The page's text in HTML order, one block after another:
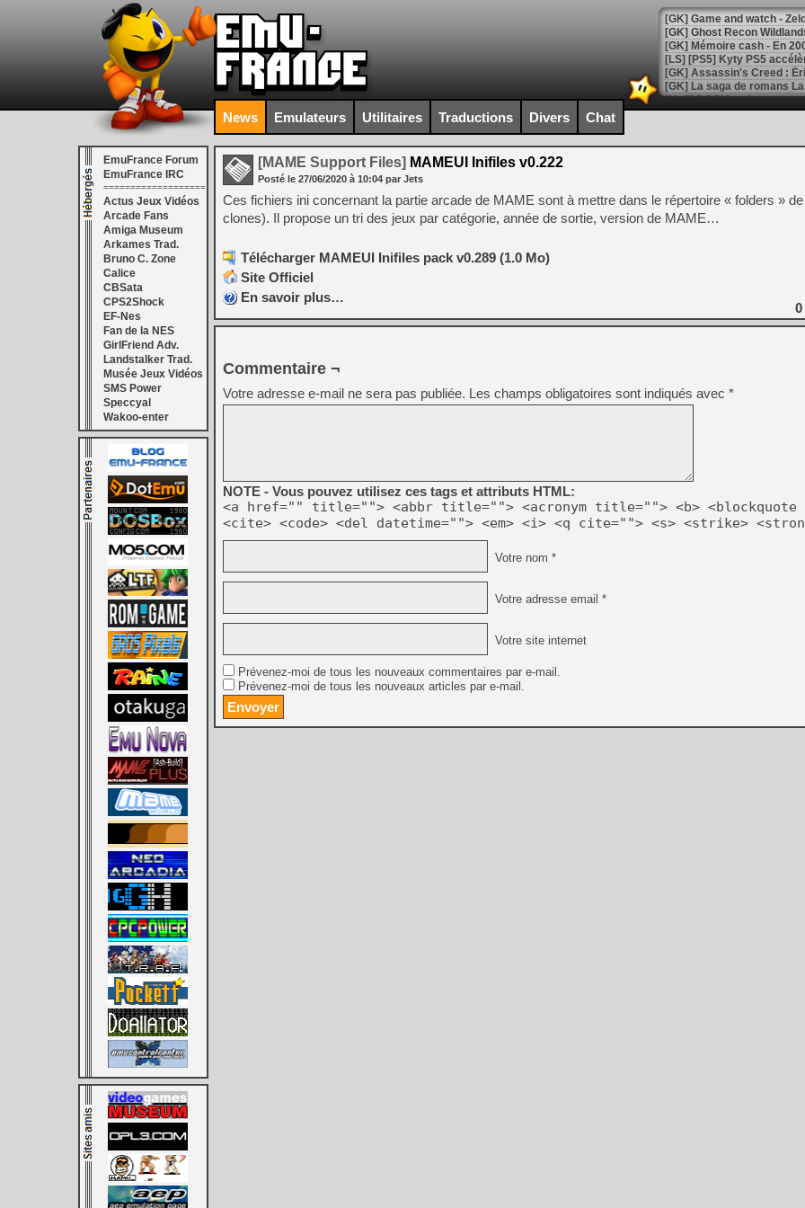
[Mo5] DOOM arrive en
[GK] Bethesda fête les 30
[GK] Roblox : l'action en
[GK] Agenda - GeForce
[GK] Devolver Digital en a
[LS] [PS5] ps5-y2jb-
[GK] Pourquoi Marvel
[GK] Test : Restory : Chill
[GK] GTA 6 : Rockstar
[GK] Hot Wheels Infinite
[GK] Mémoire cash -
[GK] Résultats Nintendo :
[GK] Déjà des
[Mo5] Brickboy cherche à
[GK] Minecraft et ses «
[GK] Beast of
[GK] Ubisoft : fin de partie
[GK] Mémoire cash -
[GK] Dan Houser (GTA)
[GK] Comment EA Sports
[GK] Crimson Moon : un
[GK] Isle of Reveries : le
[GK] Moonlighter 2 : The
[GK] Capcom relance
[Mo5] Deux inédits du
[GK] Le beat'em up The
[GK] Endless Legend 2 :
[LS] [PS5] Premiers
News Emulateurs Utilitaires Traductions Divers Chat
EmuFrance Forum
EmuFrance IRC
===================
Actus Jeux Vidéos
Arcade Fans
Amiga Museum
Arkames Trad.
Bruno C. Zone
Calice
CBSata
CPS2Shock
EF-Nes
Fan de la NES
GirlFriend Adv.
Landstalker Trad.
Musée Jeux Vidéos
SMS Power
Speccyal
Wakoo-enter
[MAME Support Files] MAMEUI Inifiles v0.222
Posté le 27/06/2020 à 10:04 par Jets
Ces fichiers ini concernant la partie arcade de MAME sont à mettre dans le répertoire « folders »
clones). Il propose un tri des jeux par catégorie, année de sortie, version de MAME…
Télécharger MAMEUI Inifiles pack v0.289 (1.0 Mo)
Site Officiel
En savoir plus…
0
Commentaire ¬
Votre adresse e-mail ne sera pas publiée. Les champs obligatoires sont indiqués avec *
NOTE - Vous pouvez utilisez ces tags et attributs HTML:
<a href="" title=""> <abbr title=""> <acronym title=""> <b> <blockquote
<cite> <code> <del datetime=""> <em> <i> <q cite=""> <s> <strike>
Votre nom *
Votre adresse email *
Votre site internet
Prévenez-moi de tous les nouveaux commentaires par e-mail.
Prévenez-moi de tous les nouveaux articles par e-mail.